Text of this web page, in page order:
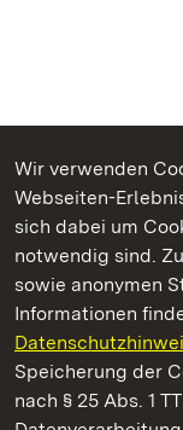
Wir verwenden
Webseiten-
sich dabei um
notwendig sind.
sowie anonymen
Informationen
Speicherung der
nach § 25 Abs. 1
Kommen.
Staatliche Schlösser
Staatliche